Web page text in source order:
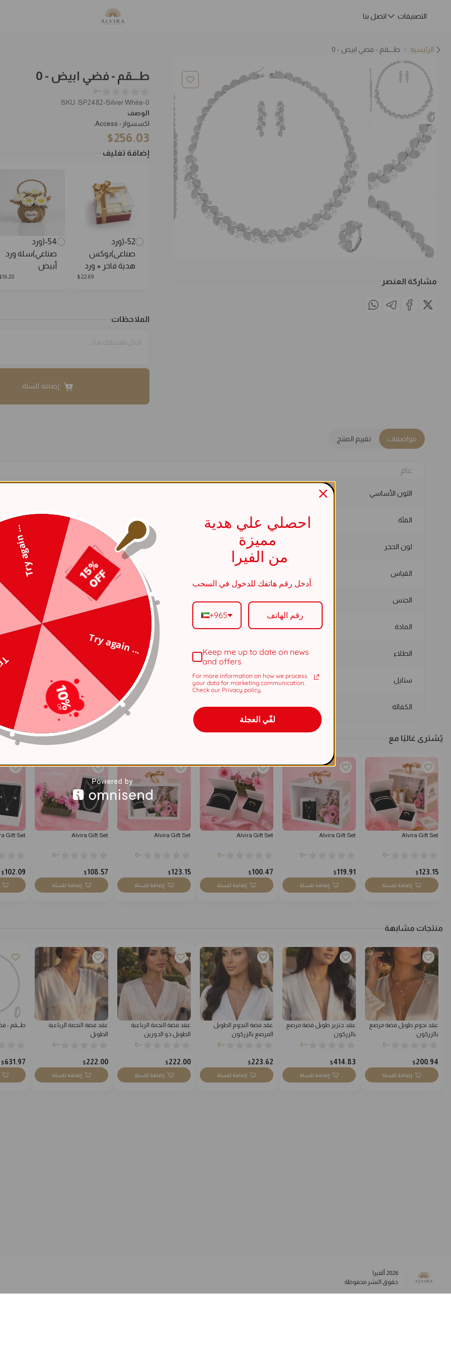
التصنيفات اتصل بنا
الرئيسية طـــقم - فضي ابيض - 0
مشاركة العنصر
طـــقم - فضي ابيض - 0
0
SKU: SP2482-Silver White-0
الوصف
اكسسوار- Access.
256.03
$
إضافة تغليف
52-(ورد
صناعى)بوكس
هدية فاخر + ورد
22.69
$
54-(ورد
صناعي)سلة ورد
أبيض
16.20
الملاحظات
إضافة للسلة
مواصفات تقييم المنتج
عام
اللون الأساسي
الفئة
لون الحجر أبيض
القياس قياس موحد
الجنس نسائي
المادة
الطلاء
ستايل اكسسوارات سهرة
الكفالة عامان
يُشترى غالبًا مع
Alvira Gift Set
0
123.15
$
إضافة للسلة
Alvira Gift Set
0
119.91
$
إضافة للسلة
Alvira Gift Set
0
100.47
$
إضافة للسلة
Alvira Gift Set
0
123.15
$
إضافة للسلة
Alvira Gift Set
0
108.57
$
إضافة للسلة
Gift Set
102.09
$
منتجات مشابهة
عقد نجوم طويل فضة مرصع
بالزركون
0
200.94
$
إضافة للسلة
عقد جنزير طويل فضة مرصع
بالزركون
0
414.83
$
إضافة للسلة
عقد فضة النجوم الطويل
المرصع بالزركون
0
223.62
$
إضافة للسلة
عقد فضة النجمة الرباعية
الطويل ذو الدورين
0
222.00
$
إضافة للسلة
عقد فضة النجمة الرباعية
الطويل
0
222.00
$
إضافة للسلة
طـــقم -
631.97
$
2026 ألفيرا
حقوق النشر محفوظة
Try again ...
Try again ...
احصلي علي هدية
مميزة
من الفيرا
أدخل رقم هاتفك للدخول في السحب.
+965
Keep me up to date on news
and offers
For more information on how we process
your data for marketing communication.
Check our Privacy policy.
لفّي العجلة